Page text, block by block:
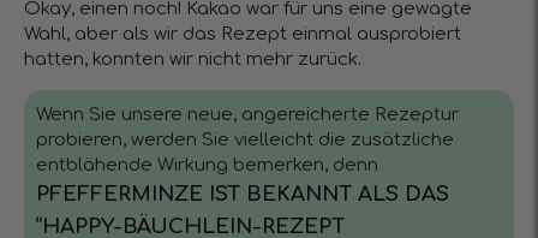
Okay, einen noch! Kakao war für uns eine gewagte
Wahl, aber als wir das Rezept einmal ausprobiert
hatten, konnten wir nicht mehr zurück.
Wenn Sie unsere neue, angereicherte Rezeptur
probieren, werden Sie vielleicht die zusätzliche
entblähende Wirkung bemerken, denn
PFEFFERMINZE IST BEKANNT ALS DAS
“HAPPY-BÄUCHLEIN-REZEPT